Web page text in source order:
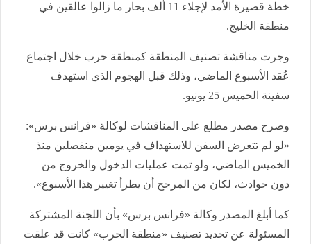
خطة قصيرة الأمد لإجلاء 11 ألف بحار ما زالوا عالقين في
منطقة الخليج.
وجرت مناقشة تصنيف المنطقة كمنطقة حرب خلال اجتماع
عُقد الأسبوع الماضي، وذلك قبل الهجوم الذي استهدف
سفينة الخميس 25 يونيو.
وصرح مصدر مطلع على المناقشات لوكالة «فرانس برس»:
«لو لم تتعرض السفن للاستهداف في يومين منفصلين منذ
الخميس الماضي، ولو تمت عمليات الدخول والخروج من
دون حوادث، لكان من المرجح أن يطرأ تغيير هذا الأسبوع».
كما أبلغ المصدر وكالة «فرانس برس» بأن اللجنة المشتركة
المسئولة عن تحديد تصنيف «منطقة الحرب» كانت قد علقت